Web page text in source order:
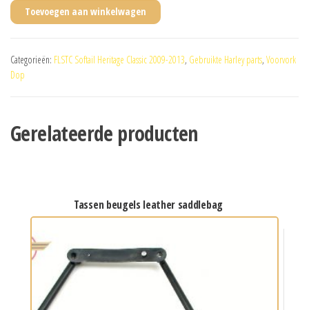
Toevoegen aan winkelwagen
Categorieën: FLSTC Softail Heritage Classic 2009-2013, Gebruikte Harley parts, Voorvork
Dop
Gerelateerde producten
tassen beugels leather saddlebag